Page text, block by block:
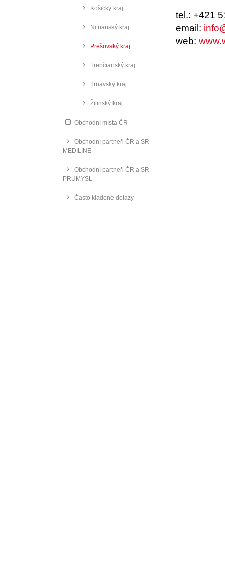
Košický kraj
Nitrianský kraj
Prešovský kraj
Trenčianský kraj
Trnavský kraj
Žilinský kraj
Obchodní místa ČR
Obchodní partneři ČR a SR
MEDILINE
Obchodní partneři ČR a SR
PRŮMYSL
Často kladené dotazy
tel.: +421
email:
web: